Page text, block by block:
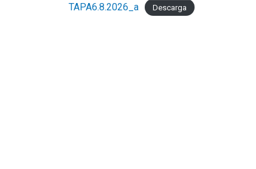
TAPA6.8.2026_a Descarga